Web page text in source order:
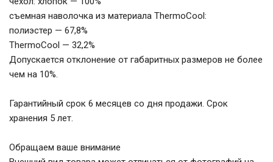
съемная наволочка из материала ThermoCool:
полиэстер — 67,8%
ThermoCool — 32,2%
Допускается отклонение от габаритных размеров не более
чем на 10%.
Гарантийный срок 6 месяцев со дня продажи. Срок
хранения 5 лет.
Обращаем ваше внимание